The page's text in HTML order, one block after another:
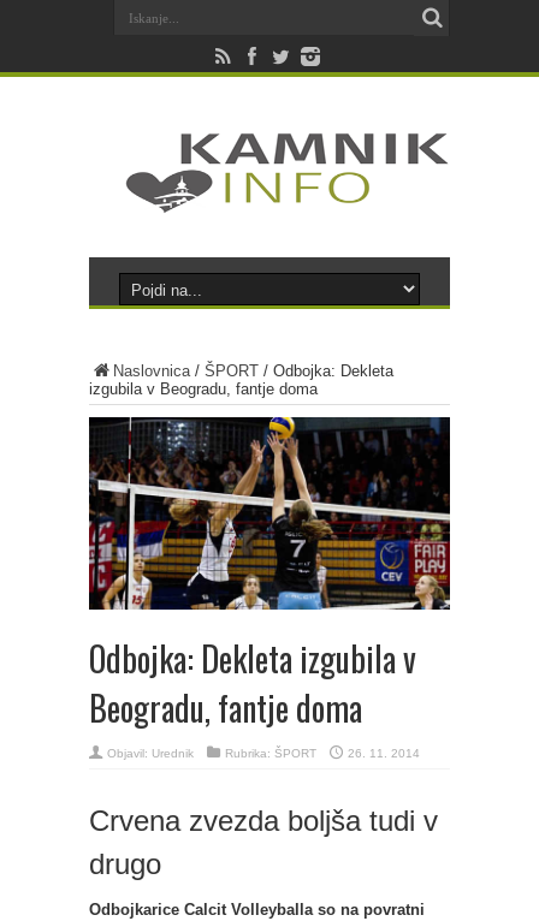
Naslovnica/ ŠPORT / Odbojka: Dekleta
izgubila v Beogradu, fantje doma
Odbojka: Dekleta izgubila v
Beogradu, fantje doma
Objavil: Urednik Rubrika: ŠPORT 26. 11. 2014
Crvena zvezda boljša tudi v
drugo
Odbojkarice Calcit Volleyballa so na povratni